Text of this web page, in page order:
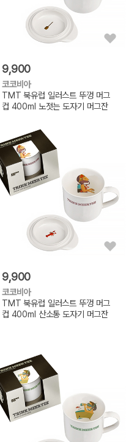
9,900
코코비아
TMT 북유럽 일러스트 뚜껑 머그
컵 400ml 노젓는 도자기 머그잔
9,900
코코비아
TMT 북유럽 일러스트 뚜껑 머그
컵 400ml 산소통 도자기 머그잔